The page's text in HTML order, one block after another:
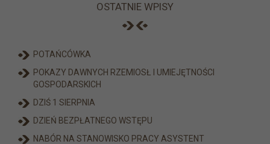
OSTATNIE WPISY
POTAŃCÓWKA
POKAZY DAWNYCH RZEMIOSŁ I UMIEJĘTNOŚCI
GOSPODARSKICH
DZIŚ 1 SIERPNIA
DZIEŃ BEZPŁATNEGO WSTĘPU
NABÓR NA STANOWISKO PRACY ASYSTENT